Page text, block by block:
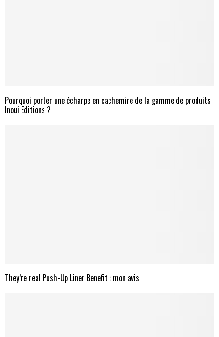
Pourquoi porter une écharpe en cachemire de la gamme de produits
Inoui Editions ?
They’re real Push-Up Liner Benefit : mon avis